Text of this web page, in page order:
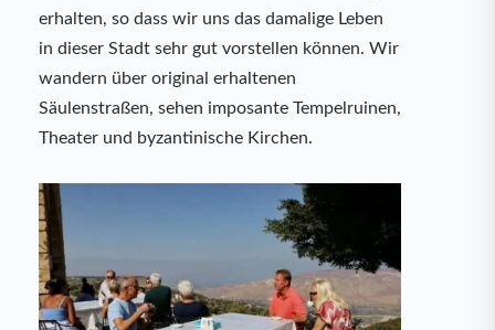
erhalten, so dass wir uns das damalige Leben
in dieser Stadt sehr gut vorstellen können. Wir
wandern über original erhaltenen
Säulenstraßen, sehen imposante Tempelruinen,
Theater und byzantinische Kirchen.